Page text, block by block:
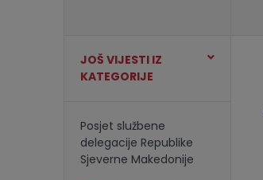
JOŠ VIJESTI IZ
KATEGORIJE
Posjet službene
delegacije Republike
Sjeverne Makedonije